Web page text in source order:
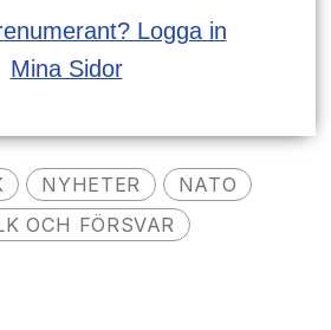
Logga in
Mina Sidor
NYHETER
NATO
OCH FÖRSVAR